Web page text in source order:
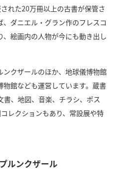
れた20万冊以上の古書が保管さ
ダニエル・グラン作のフレスコ
絵画内の人物が今にも動き出し
ンクザールのほか、地球儀博物館
館なども運営しています。蔵書
、地図、音楽、チラシ、ポス
レクションもあり、常設展や特
ルンクザール